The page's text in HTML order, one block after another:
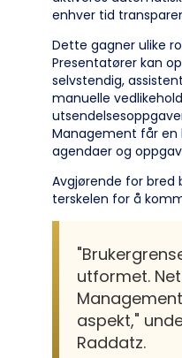
enhver tid
Dette gagner ulike
Presentatører kan
selvstendig,
manuelle
Management får en
agendaer og
Avgjørende for bred
terskelen for å
utformet.
aspekt,"
Raddatz.